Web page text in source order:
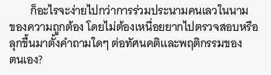
ก็อะไรจะง่ายไปกว่าการร่วมประนามคนเลวในนาม
ของความถูกต้อง โดยไม่ต้องเหนื่อยยากไปตรวจสอบหรือ
ลุกขึ้นมาตั้งคำถามใดๆ ต่อทัศนคติและพฤติกรรมของ
ตนเอง?